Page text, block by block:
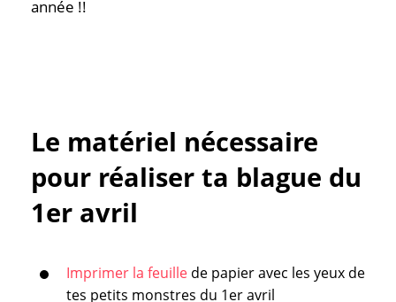
année !!
Le matériel nécessaire
pour réaliser ta blague du
1er avril
Imprimer la feuille de papier avec les yeux de
tes petits monstres du 1er avril